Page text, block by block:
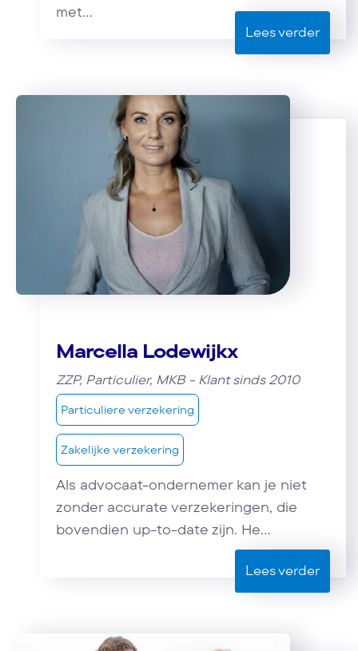
met...
Lees verder
Marcella Lodewijkx
ZZP, Particulier, MKB - Klant sinds 2010
Particuliere verzekering
Zakelijke verzekering
Als advocaat-ondernemer kan je niet
zonder accurate verzekeringen, die
bovendien up-to-date zijn. He...
Lees verder